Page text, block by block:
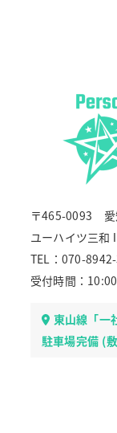
〒465-0093 愛
ユーハイツ三
TEL：070-
受付時間：
東山線「一
駐車場完備 (